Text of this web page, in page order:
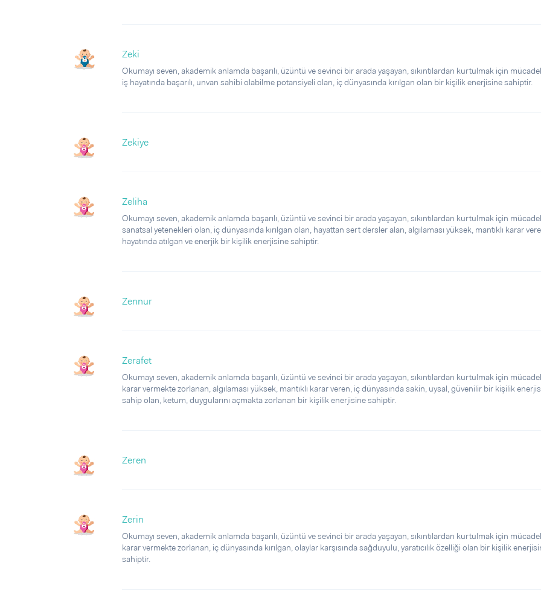
Zeki
Okumayı seven, akademik anlamda başarılı, üzüntü ve sevinci bir arada yaşayan, sıkıntılardan kurtulmak için
iş hayatında başarılı, unvan sahibi olabilme potansiyeli olan, iç dünyasında kırılgan olan bir kişilik enerjisine sahiptir.
Zekiye
Zeliha
Okumayı seven, akademik anlamda başarılı, üzüntü ve sevinci bir arada yaşayan, sıkıntılardan kurtulmak için
sanatsal yetenekleri olan, iç dünyasında kırılgan olan, hayattan sert dersler alan, algılaması yüksek, mantıklı karar
hayatında atılgan ve enerjik bir kişilik enerjisine sahiptir.
Zennur
Zerafet
Okumayı seven, akademik anlamda başarılı, üzüntü ve sevinci bir arada yaşayan, sıkıntılardan kurtulmak için
karar vermekte zorlanan, algılaması yüksek, mantıklı karar veren, iç dünyasında sakin, uysal, güvenilir bir kişilik
sahip olan, ketum, duygularını açmakta zorlanan bir kişilik enerjisine sahiptir.
Zeren
Zerin
Okumayı seven, akademik anlamda başarılı, üzüntü ve sevinci bir arada yaşayan, sıkıntılardan kurtulmak için
karar vermekte zorlanan, iç dünyasında kırılgan, olaylar karşısında sağduyulu, yaratıcılık özelliği olan bir kişilik
sahiptir.